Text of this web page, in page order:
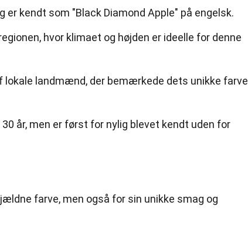
kendt som "Black Diamond Apple" på engelsk.
hvor klimaet og højden er ideelle for denne
landmænd, der bemærkede dets unikke farve
år, men er først for nylig blevet kendt uden for
farve, men også for sin unikke smag og